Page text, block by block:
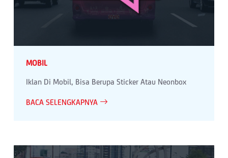
MOBIL
Iklan Di Mobil, Bisa Berupa Sticker Atau Neonbox
BACA SELENGKAPNYA